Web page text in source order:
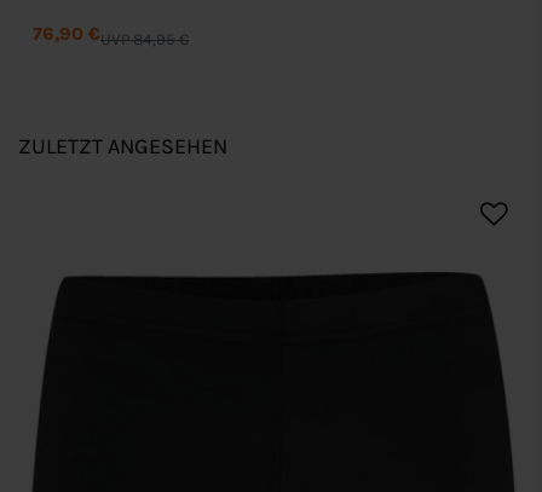
UVP 84,95 €
76,90 €
ZULETZT ANGESEHEN